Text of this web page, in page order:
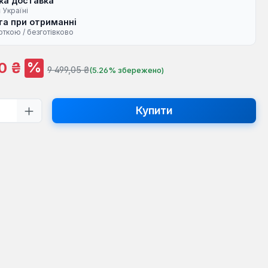
при отриманні
/ безготівково
₴ % Звичайна ціна:
9 499,05 ₴(5.26% збережено)
товару: Введіть потрібну
Купити